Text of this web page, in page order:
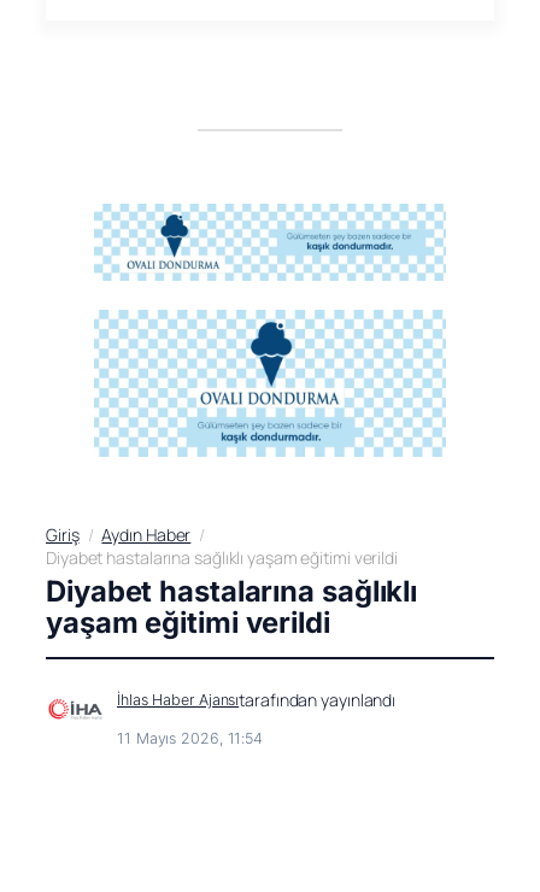
Giriş
Aydın Haber
Diyabet hastalarına sağlıklı yaşam eğitimi verildi
Diyabet hastalarına sağlıklı
yaşam eğitimi verildi
İhlas Haber Ajansıtarafından yayınlandı
11 Mayıs 2026, 11:54